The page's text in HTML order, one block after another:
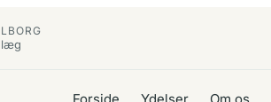
Forside Ydelser Om os